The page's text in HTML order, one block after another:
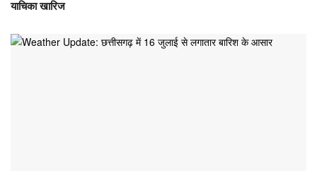
याचिका खारिज